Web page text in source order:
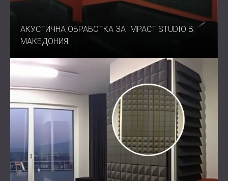
АКУСТИЧНА ОБРАБОТКА ЗА IMPACT STUDIO В
МАКЕДОНИЯ